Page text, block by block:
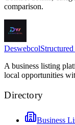
comparison.
Deswebcol
A business listing
local opportunities
Directory
Business